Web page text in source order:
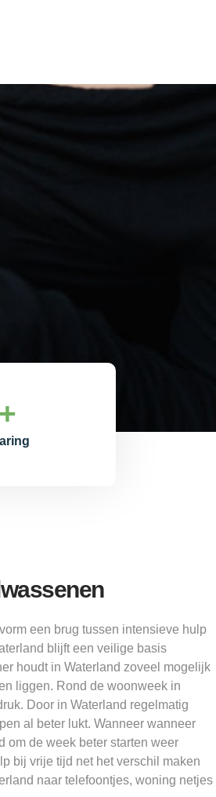
+
een brug tussen intensieve hulp
blijft een veilige basis
houdt in Waterland zoveel mogelijk
liggen. Rond de woonweek in
Door in Waterland regelmatig
al beter lukt. Wanneer wanneer
om de week beter starten weer
bij vrije tijd net het verschil maken
naar telefoontjes, woning netjes